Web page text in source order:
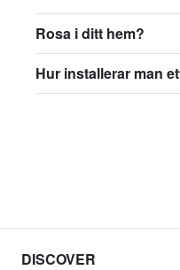
Rosa i ditt hem?
Hur installerar man
DISCOVER